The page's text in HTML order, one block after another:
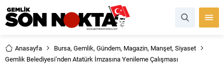
Anasayfa Bursa, Gemlik, Gündem, Magazin, Manşet, Siyaset
Gemlik Belediyesi’nden Atatürk İmzasına Yenileme Çalışması